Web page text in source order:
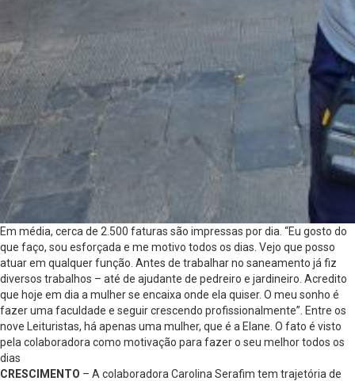
Em média, cerca de 2.500 faturas são impressas por dia. “Eu gosto do
que faço, sou esforçada e me motivo todos os dias. Vejo que posso
atuar em qualquer função. Antes de trabalhar no saneamento já fiz
diversos trabalhos – até de ajudante de pedreiro e jardineiro. Acredito
que hoje em dia a mulher se encaixa onde ela quiser. O meu sonho é
fazer uma faculdade e seguir crescendo profissionalmente”. Entre os
nove Leituristas, há apenas uma mulher, que é a Elane. O fato é visto
pela colaboradora como motivação para fazer o seu melhor todos os
dias
CRESCIMENTO – A colaboradora Carolina Serafim tem trajetória de